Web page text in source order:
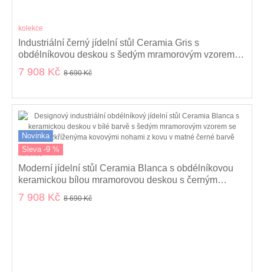
kolekce
Industriální černý jídelní stůl Ceramia Gris s
obdélníkovou deskou s šedým mramorovým vzorem a
zkříženýma nohama 160 cm
7 908 Kč 8 690 Kč
Novinka
Sleva -9 %
kolekce
Moderní jídelní stůl Ceramia Blanca s obdélníkovou
keramickou bílou mramorovou deskou s černým
zkříženýma nohama 160 cm
7 908 Kč 8 690 Kč